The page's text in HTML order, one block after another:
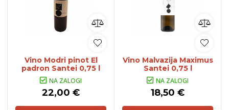
Vino Modri pinot El
padron Santei 0,75 l
NA ZALOGI
22,00 €
Vino Malvazija Maximus
Santei 0,75 l
NA ZALOGI
18,50 €